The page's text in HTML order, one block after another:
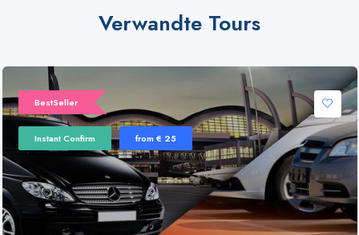
Verwandte Tours
BestSeller
Instant Confirm from € 25